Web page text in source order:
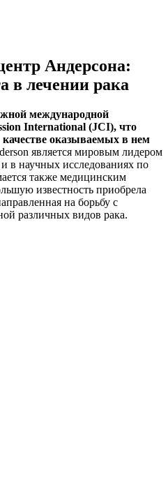
Андерсона:
в лечении рака
международной
International (JCI), что
качестве оказываемых в нем
является мировым лидером
в научных исследованиях по
также медицинским
известность приобрела
на борьбу с
различных видов рака.